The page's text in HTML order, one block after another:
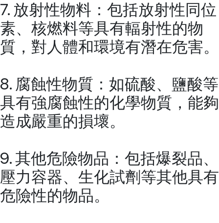
7. 放射性物料：包括放射性同位
素、核燃料等具有輻射性的物
質，對人體和環境有潛在危害。
8. 腐蝕性物質：如硫酸、鹽酸等
具有強腐蝕性的化學物質，能夠
造成嚴重的損壞。
9. 其他危險物品：包括爆裂品、
壓力容器、生化試劑等其他具有
危險性的物品。